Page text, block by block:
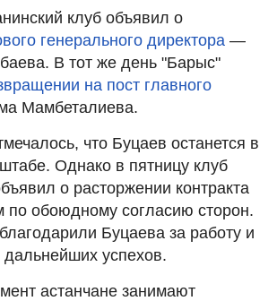
клуб объявил о
генерального директора —
В тот же день "Барыс"
на пост главного
Мамбеталиева.
что Буцаев останется в
Однако в пятницу клуб
о расторжении контракта
по обоюдному согласию сторон.
Буцаева за работу и
успехов.
астанчане занимают